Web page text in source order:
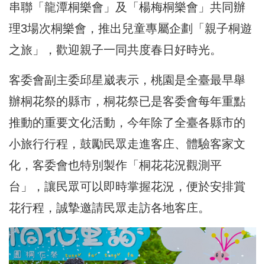
串聯「龍潭桐樂會」及「楊梅桐樂會」共同辦
理3場次桐樂會，推出兒童專屬企劃「親子桐遊
之旅」，歡迎親子一同共度春日好時光。
客委會副主委邱星崴表示，桃園是全臺最早舉
辦桐花祭的縣市，桐花祭已是客委會每年重點
推動的重要文化活動，今年除了全臺各縣市的
小旅行行程，鼓勵民眾走進客庄、體驗客家文
化，客委會也特別製作「桐花花況觀測平
台」，讓民眾可以即時掌握花況，便於安排賞
花行程，誠摯邀請民眾走訪各地客庄。